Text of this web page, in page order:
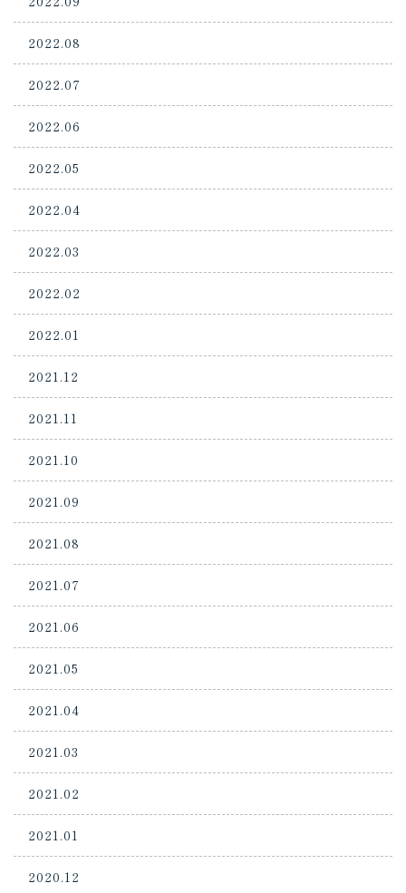
2022.08
2022.07
2022.06
2022.05
2022.04
2022.03
2022.02
2022.01
2021.12
2021.11
2021.10
2021.09
2021.08
2021.07
2021.06
2021.05
2021.04
2021.03
2021.02
2021.01
2020.12